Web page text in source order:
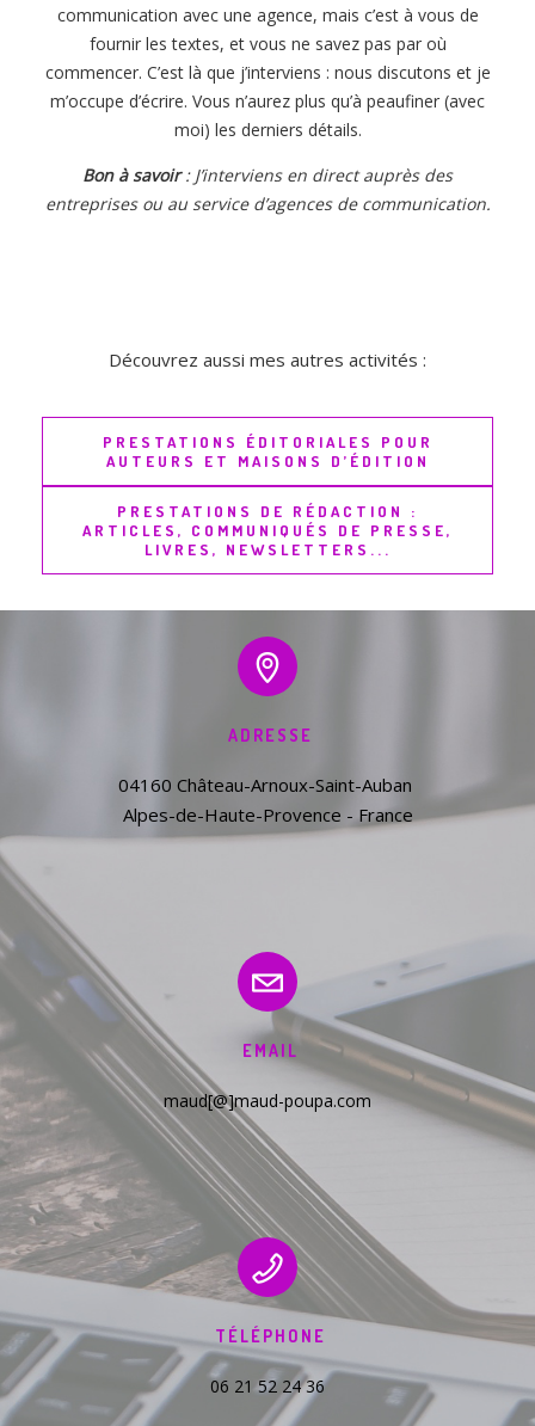
communication avec une agence, mais c’est à vous de
fournir les textes, et vous ne savez pas par où
commencer. C’est là que j’interviens : nous discutons et je
m’occupe d’écrire. Vous n’aurez plus qu’à peaufiner (avec
moi) les derniers détails.
Bon à savoir: J’interviens en direct auprès des
entreprises ou au service d’agences de communication.
Découvrez aussi mes autres activités :
PRESTATIONS ÉDITORIALES POUR
AUTEURS ET MAISONS D’ÉDITION
PRESTATIONS DE RÉDACTION :
ARTICLES, COMMUNIQUÉS DE PRESSE,
LIVRES, NEWSLETTERS...
ADRESSE
04160 Château-Arnoux-Saint-Auban
Alpes-de-Haute-Provence - France
EMAIL
maud[@]maud-poupa.com
TÉLÉPHONE
06 21 52 24 36